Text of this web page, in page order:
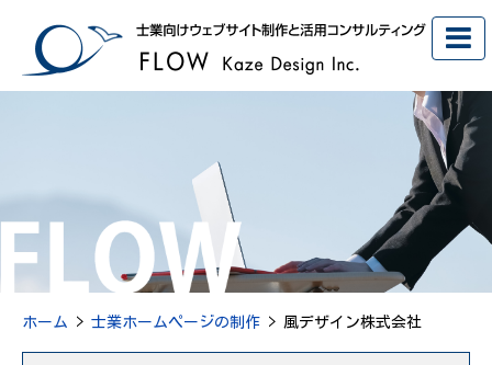
ホーム > 士業ホームページの制作 > 風デザイン株式会社